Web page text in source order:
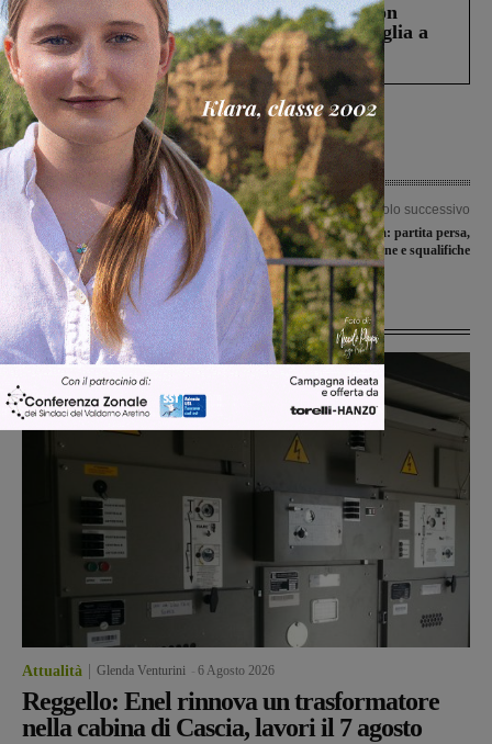
Scomparso da una struttura di Castiglion
Fiorentino l’uomo che aveva ucciso la figlia a
Levane nel 2020
Articolo precedente
Le coccinelle Boninsegni e Lazzerini
campionesse toscane
Articolo successivo
Fides, ecco la stangata: partita persa,
penalizzazione e squalifiche
Ultime Notizie
Attualità Glenda Venturini 6 Agosto 2026
Reggello: Enel rinnova un trasformatore
nella cabina di Cascia, lavori il 7 agosto